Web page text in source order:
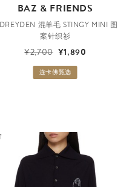
BAZ & FRIENDS
混羊毛 STINGY MINI 图
案针织衫
¥2,700 ¥1,890
连卡佛甄选